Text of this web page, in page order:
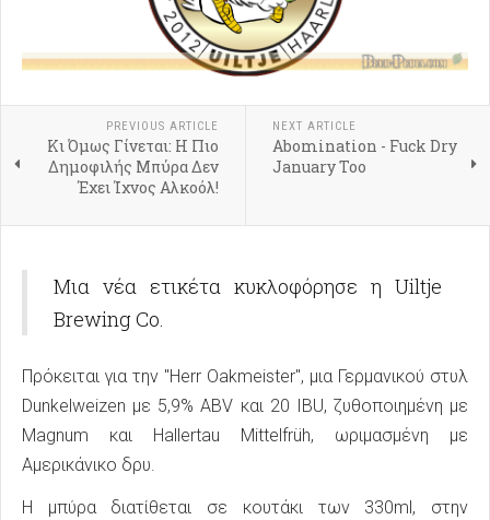
PREVIOUS ARTICLE
Κι Όμως Γίνεται: Η Πιο
Δημοφιλής Μπύρα Δεν
Έχει Ίχνος Αλκοόλ!
NEXT ARTICLE
Abomination - Fuck Dry
January Too
Μια νέα ετικέτα κυκλοφόρησε η Uiltje
Brewing Co.
Πρόκειται για την "Herr Oakmeister", μια Γερμανικού στυλ
Dunkelweizen με 5,9% ABV και 20 IBU, ζυθοποιημένη με
Magnum και Hallertau Mittelfrüh, ωριμασμένη με
Αμερικάνικο δρυ.
Η μπύρα διατίθεται σε κουτάκι των 330ml, στην